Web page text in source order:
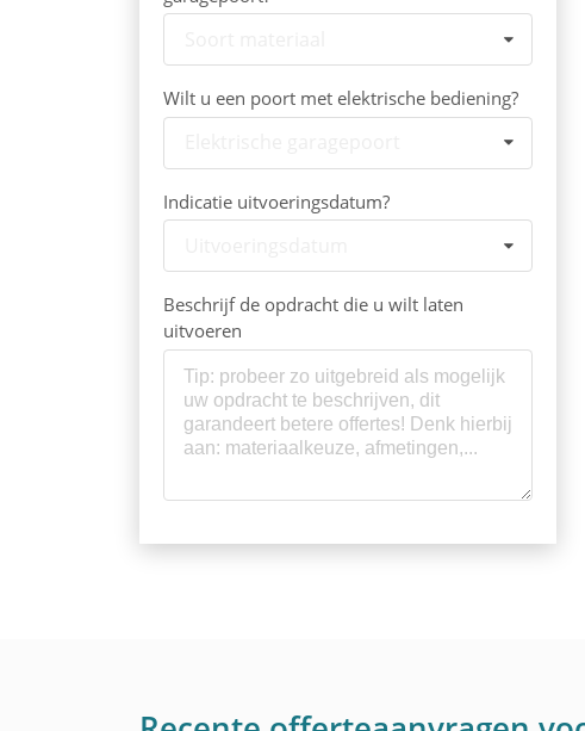
Wilt u een poort met elektrische bediening?
Indicatie uitvoeringsdatum?
Beschrijf de opdracht die u wilt laten
uitvoeren